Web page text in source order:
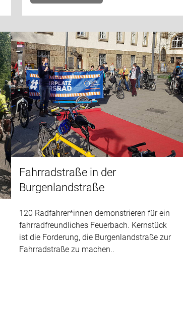
Fahrradstraße in der
Burgenlandstraße
120 Radfahrer*innen demonstrieren für ein
fahrradfreundliches Feuerbach. Kernstück
ist die Forderung, die Burgenlandstraße zur
Fahrradstraße zu machen..